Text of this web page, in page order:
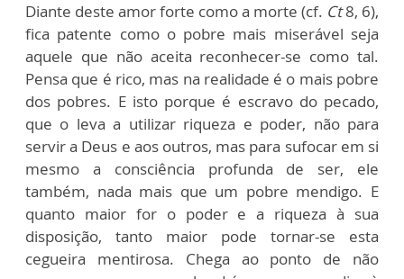
Diante deste amor forte como a morte (cf. Ct 8, 6),
fica patente como o pobre mais miserável seja
aquele que não aceita reconhecer-se como tal.
Pensa que é rico, mas na realidade é o mais pobre
dos pobres. E isto porque é escravo do pecado,
que o leva a utilizar riqueza e poder, não para
servir a Deus e aos outros, mas para sufocar em si
mesmo a consciência profunda de ser, ele
também, nada mais que um pobre mendigo. E
quanto maior for o poder e a riqueza à sua
disposição, tanto maior pode tornar-se esta
cegueira mentirosa. Chega ao ponto de não